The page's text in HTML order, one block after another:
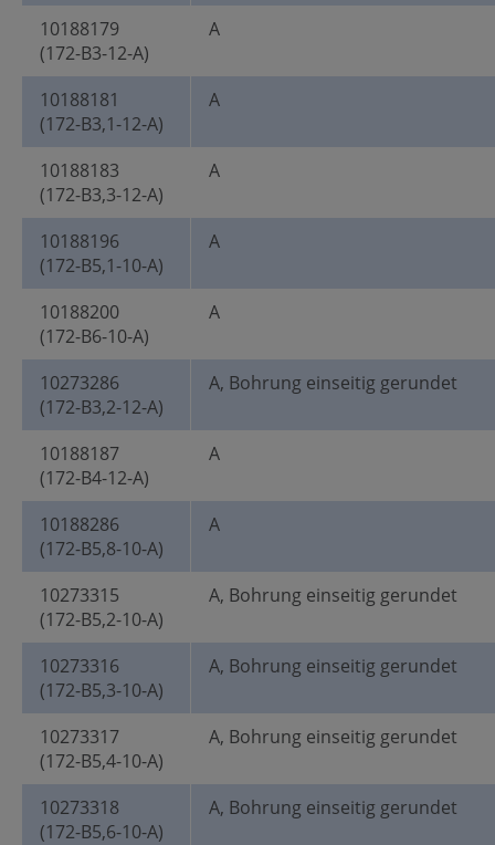
10188179
(172-B3-12-A)
A
10188181
(172-B3,1-12-A)
A
10188183
(172-B3,3-12-A)
A
10188196
(172-B5,1-10-A)
A
10188200
(172-B6-10-A)
A
10273286
(172-B3,2-12-A)
A, Bohrung einseitig gerundet
10188187
(172-B4-12-A)
A
10188286
(172-B5,8-10-A)
A
10273315
(172-B5,2-10-A)
A, Bohrung einseitig gerundet
10273316
(172-B5,3-10-A)
A, Bohrung einseitig gerundet
10273317
(172-B5,4-10-A)
A, Bohrung einseitig gerundet
10273318
(172-B5,6-10-A)
A, Bohrung einseitig gerundet